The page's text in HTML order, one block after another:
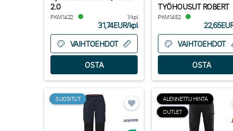
2.0
PKM1422 1/kpl
31,74EUR/kpl
VAIHTOEHDOT
TYÖHOUSUT ROBERT
PKM1452
VAIHTOEHDOT
SUOSITUT
ALENNETTU HINTA
OUTLET